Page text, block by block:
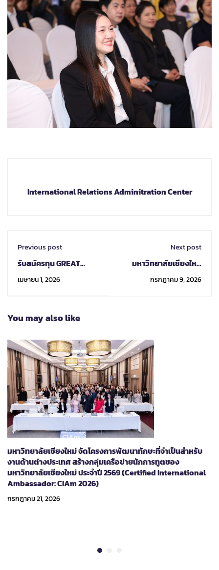
International Relations Adminitration Center
Previous post
รับสมัครทุน GREAT
Scholarships ประจำปี
2026
เมษายน 1, 2026
Next post
มหาวิทยาลัยเชียงใหม่
University และจัด
แลกเปลี่ยนระดับ
นานาชาติให้แก่นักศึกษา
กรกฎาคม 9, 2026
You may also like
มหาวิทยาลัยเชียงใหม่ จัดโครงการพัฒนาทักษะที่จำเป็นสำหรับ
งานด้านต่างประเทศ สร้างกลุ่มเครือข่ายนักการทูตของ
มหาวิทยาลัยเชียงใหม่ ประจำปี 2569 (Certified International
Ambassador: CIAm 2026)
กรกฎาคม 21, 2026